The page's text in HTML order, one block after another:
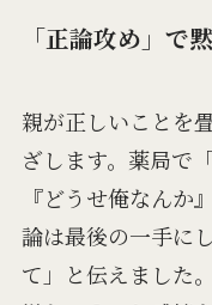
「正論攻め」で
親が正しいことを
ざします。薬局で
『どうせ俺なん
論は最後の一手に
て」と伝えました